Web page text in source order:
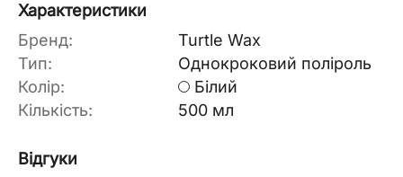
Характеристики
Бренд:
Turtle Wax
Тип:
Однокроковий поліроль
Колір:
Білий
Кількість:
500 мл
Відгуки